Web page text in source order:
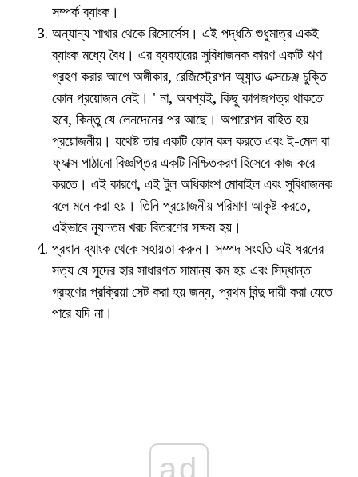
সম্পর্ক ব্যাংক।
অন্যান্য শাখার থেকে রিসোর্সেস। এই পদ্ধতি শুধুমাত্র একই
ব্যাংক মধ্যে বৈধ। এর ব্যবহারের সুবিধাজনক কারণ একটি ঋণ
গ্রহণ করার আগে অঙ্গীকার, রেজিস্ট্রেশন অ্যান্ড এক্সচেঞ্জ চুক্তি
কোন প্রয়োজন নেই। ' না, অবশ্যই, কিছু কাগজপত্র থাকতে
হবে, কিন্তু যে লেনদেনের পর আছে। অপারেশন বাহিত হয়
প্রয়োজনীয়। যথেষ্ট তার একটি ফোন কল করতে এবং ই-মেল বা
ফ্যাক্স পাঠানো বিজ্ঞপ্তির একটি নিশ্চিতকরণ হিসেবে কাজ করে
করতে। এই কারণে, এই টুল অধিকাংশ মোবাইল এবং সুবিধাজনক
বলে মনে করা হয়। তিনি প্রয়োজনীয় পরিমাণ আকৃষ্ট করতে,
এইভাবে ন্যূনতম খরচ বিতরণের সক্ষম হয়।
প্রধান ব্যাংক থেকে সহায়তা করুন। সম্পদ সংহতি এই ধরনের
সত্য যে সুদের হার সাধারণত সামান্য কম হয় এবং সিদ্ধান্ত
গ্রহণের প্রক্রিয়া সেট করা হয় জন্য, প্রথম বিন্দু দায়ী করা যেতে
পারে যদি না।
ad